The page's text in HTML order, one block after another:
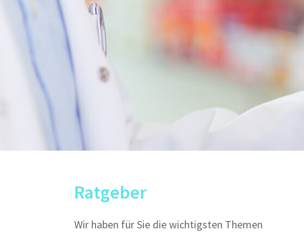
Ratgeber
Wir haben für Sie die wichtigsten Themen